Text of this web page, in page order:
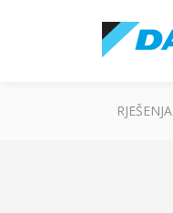
RJEŠENJA